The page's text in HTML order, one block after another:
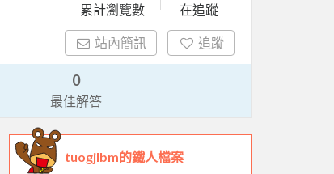
累計瀏覽數
在追蹤
站內簡訊 追蹤
0
最佳解答
tuogjlbm的鐵人檔案